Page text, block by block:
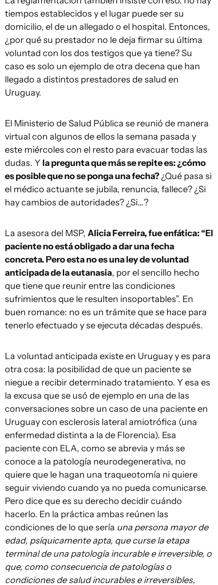
tiempos establecidos y el lugar puede ser su
domicilio, el de un allegado o el hospital. Entonces,
¿por qué su prestador no le deja firmar su última
voluntad con los dos testigos que ya tiene? Su
caso es solo un ejemplo de otra decena que han
llegado a distintos prestadores de salud en
Uruguay.
El Ministerio de Salud Pública se reunió de manera
virtual con algunos de ellos la semana pasada y
este miércoles con el resto para evacuar todas las
dudas. Y la pregunta que más se repite es: ¿cómo
es posible que no se ponga una fecha?¿Qué pasa si
el médico actuante se jubila, renuncia, fallece? ¿Si
hay cambios de autoridades? ¿Si…?
La asesora del MSP, Alicia Ferreira, fue enfática: “El
paciente no está obligado a dar una fecha
concreta. Pero esta no es una ley de voluntad
anticipada de la eutanasia, por el sencillo hecho
que tiene que reunir entre las condiciones
sufrimientos que le resulten insoportables”. En
buen romance: no es un trámite que se hace para
tenerlo efectuado y se ejecuta décadas después.
La voluntad anticipada existe en Uruguay y es para
otra cosa: la posibilidad de que un paciente se
niegue a recibir determinado tratamiento. Y esa es
la excusa que se usó de ejemplo en una de las
conversaciones sobre un caso de una paciente en
Uruguay con esclerosis lateral amiotrófica (una
enfermedad distinta a la de Florencia). Esa
paciente con ELA, como se abrevia y más se
conoce a la patología neurodegenerativa, no
quiere que le hagan una traqueotomía ni quiere
seguir viviendo cuando ya no pueda comunicarse.
Pero dice que es su derecho decidir cuándo
hacerlo. En la práctica ambas reúnen las
condiciones de lo que sería una persona mayor de
edad, psíquicamente apta, que curse la etapa
terminal de una patología incurable e irreversible, o
que, como consecuencia de patologías o
condiciones de salud incurables e irreversibles,